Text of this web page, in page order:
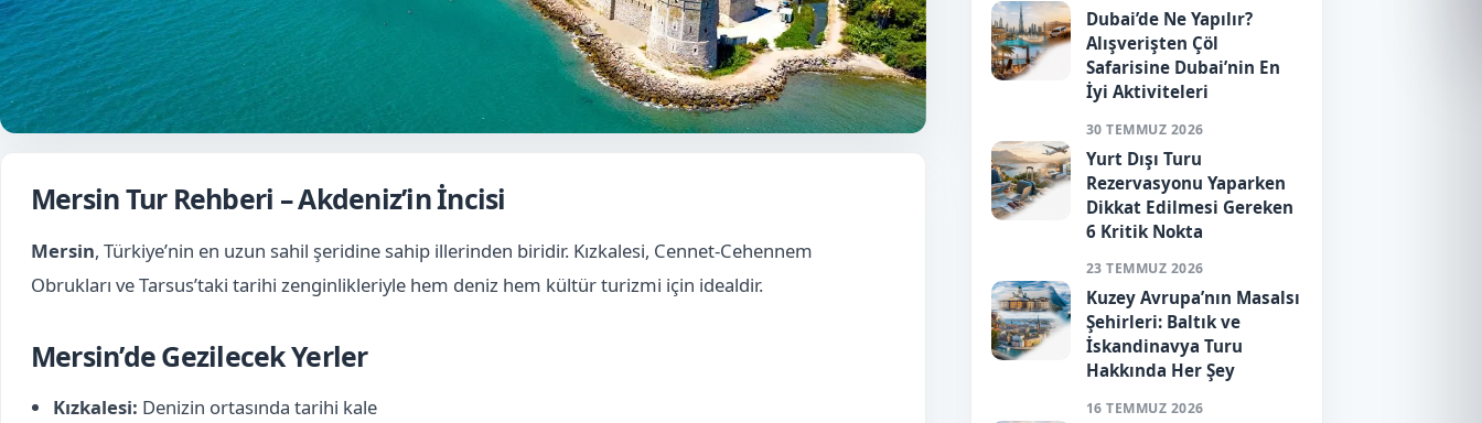
Mersin Tur Rehberi – Akdeniz’in İncisi
Mersin, Türkiye’nin en uzun sahil şeridine sahip illerinden biridir. Kızkalesi, Cennet-Cehennem
Obrukları ve Tarsus’taki tarihi zenginlikleriyle hem deniz hem kültür turizmi için idealdir.
Mersin’de Gezilecek Yerler
Kızkalesi: Denizin ortasında tarihi kale
Dubai’de Ne Yapılır?
Alışverişten Çöl
Safarisine Dubai’nin En
İyi Aktiviteleri
30 TEMMUZ 2026
Yurt Dışı Turu
Rezervasyonu Yaparken
Dikkat Edilmesi Gereken
6 Kritik Nokta
23 TEMMUZ 2026
Kuzey Avrupa’nın Masalsı
Şehirleri: Baltık ve
İskandinavya Turu
Hakkında Her Şey
16 TEMMUZ 2026